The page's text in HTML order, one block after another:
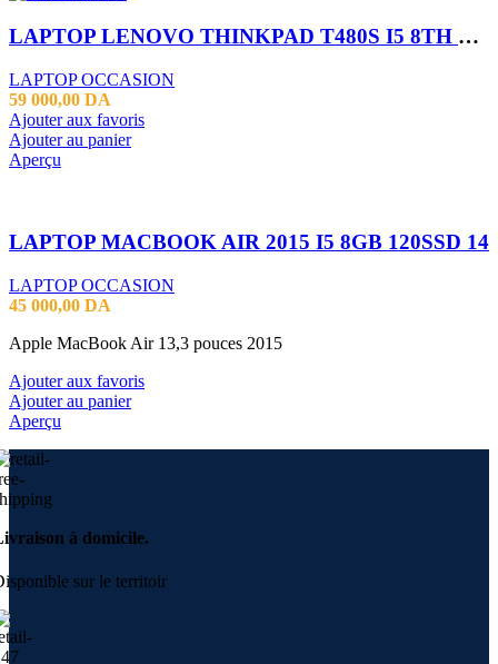
LAPTOP LENOVO THINKPAD T480S I5 8TH 16GB 256SSD 14″
LAPTOP OCCASION
59 000,00 DA
Ajouter aux favoris
Ajouter au panier
Aperçu
LAPTOP MACBOOK AIR 2015 I5 8GB 120SSD 14
LAPTOP OCCASION
45 000,00 DA
Apple MacBook Air 13,3 pouces 2015
Ajouter aux favoris
Ajouter au panier
Aperçu
à domicile.
sur le territoir